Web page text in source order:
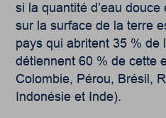
si la quantité d’eau
sur la surface de la terre
pays qui abritent 35 % de
détiennent 60 % de cette
Colombie, Pérou, Brésil,
Indonésie et Inde).